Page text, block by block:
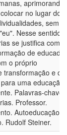
aprimorando
no lugar do
sem
Nesse sentido,
se justifica como
de
o próprio
transformação e
uma educação
Palavras-chave:
Professor.
Autoeducação.
Rudolf Steiner.